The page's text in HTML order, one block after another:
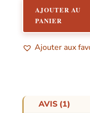
AJOUTER AU
PANIER
Ajouter aux
AVIS (1)